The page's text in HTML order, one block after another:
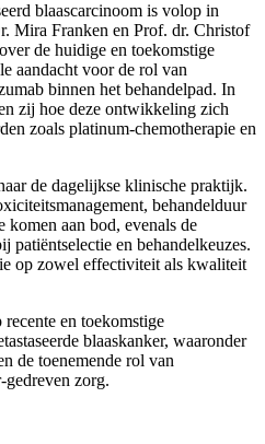
blaascarcinoom is volop in
Mira Franken en Prof. dr. Christof
de huidige en toekomstige
aandacht voor de rol van
binnen het behandelpad. In
zij hoe deze ontwikkeling zich
zoals platinum-chemotherapie en
de dagelijkse klinische praktijk.
behandelduur
komen aan bod, evenals de
patiëntselectie en behandelkeuzes.
op zowel effectiviteit als kwaliteit
en toekomstige
blaaskanker, waaronder
de toenemende rol van
gedreven zorg.